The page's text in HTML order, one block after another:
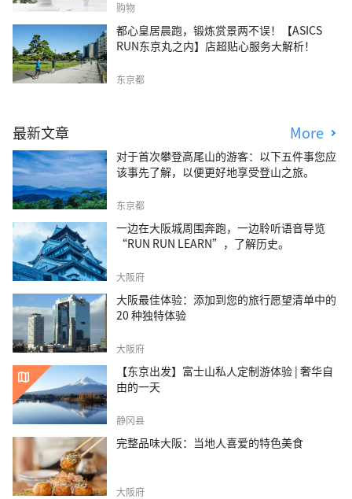
购物
都心皇居晨跑，锻炼赏景两不误！【ASICS
RUN东京丸之内】店超贴心服务大解析！
东京都
最新文章 More
对于首次攀登高尾山的游客：以下五件事您应
该事先了解，以便更好地享受登山之旅。
东京都
一边在大阪城周围奔跑，一边聆听语音导览
“RUN RUN LEARN”，了解历史。
大阪府
大阪最佳体验：添加到您的旅行愿望清单中的
20 种独特体验
大阪府
【东京出发】富士山私人定制游体验 | 奢华自
由的一天
静冈县
完整品味大阪：当地人喜爱的特色美食
大阪府